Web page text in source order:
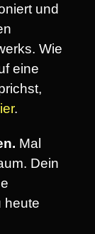
und
Wie
eine
.
Mal
Dein
heute